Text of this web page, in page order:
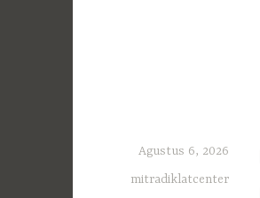
Agustus 6, 2026
mitradiklatcenter